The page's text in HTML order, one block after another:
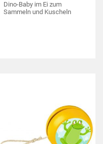
Dino-Baby im Ei zum
Sammeln und Kuscheln